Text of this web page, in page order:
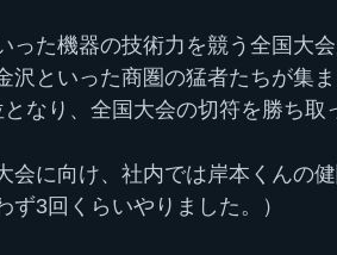
った機器の技術力を競う全国大
沢といった商圏の猛者たちが集
となり、全国大会の切符を勝ち取
会に向け、社内では岸本くんの
ず3回くらいやりました。）